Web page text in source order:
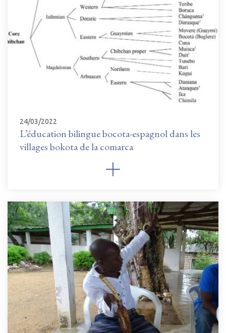
24/03/2022
L’éducation bilingue bocota-espagnol dans les
villages bokota de la comarca